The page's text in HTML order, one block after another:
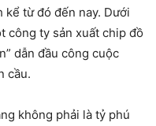
từ đó đến nay. Dưới
công ty sản xuất chip đồ
dẫn đầu công cuộc
cầu.
không phải là tỷ phú